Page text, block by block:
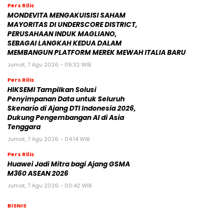
Pers Rilis
MONDEVITA MENGAKUISISI SAHAM
MAYORITAS DI UNDERSCORE DISTRICT,
PERUSAHAAN INDUK MAGLIANO,
SEBAGAI LANGKAH KEDUA DALAM
MEMBANGUN PLATFORM MEREK MEWAH ITALIA BARU
Jumat, 7 Agu 2026 - 09:32 WIB
Pers Rilis
HIKSEMI Tampilkan Solusi
Penyimpanan Data untuk Seluruh
Skenario di Ajang DTI Indonesia 2026,
Dukung Pengembangan AI di Asia
Tenggara
Jumat, 7 Agu 2026 - 04:14 WIB
Pers Rilis
Huawei Jadi Mitra bagi Ajang GSMA
M360 ASEAN 2026
Jumat, 7 Agu 2026 - 00:42 WIB
BISNIS